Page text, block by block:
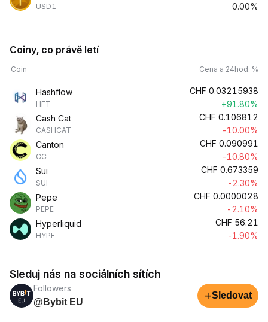
USD1
0.00%
Coiny, co právě letí
Coin Cena a 24hod. %
Hashflow
HFT
CHF 0.03215938
+91.80%
Cash Cat
CASHCAT
CHF 0.106812
-10.00%
Canton
CC
CHF 0.090991
-10.80%
Sui
SUI
CHF 0.673359
-2.30%
Pepe
PEPE
CHF 0.0000028
-2.10%
Hyperliquid
HYPE
CHF 56.21
-1.90%
Sleduj nás na sociálních sítích
Followers
@Bybit EU
+Sledovat